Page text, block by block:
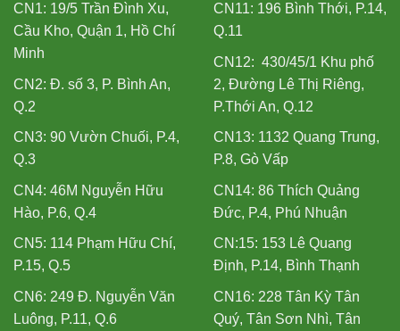
CN1: 19/5 Trần Đình Xu,
Cầu Kho, Quận 1, Hồ Chí
Minh
CN2: Đ. số 3, P. Bình An,
Q.2
CN3: 90 Vườn Chuối, P.4,
Q.3
CN4: 46M Nguyễn Hữu
Hào, P.6, Q.4
CN5: 114 Phạm Hữu Chí,
P.15, Q.5
CN6: 249 Đ. Nguyễn Văn
Luông, P.11, Q.6
CN11: 196 Bình Thới, P.14,
Q.11
CN12: 430/45/1 Khu phố
2, Đường Lê Thị Riêng,
P.Thới An, Q.12
CN13: 1132 Quang Trung,
P.8, Gò Vấp
CN14: 86 Thích Quảng
Đức, P.4, Phú Nhuận
CN:15: 153 Lê Quang
Định, P.14, Bình Thạnh
CN16: 228 Tân Kỳ Tân
Quý, Tân Sơn Nhì, Tân